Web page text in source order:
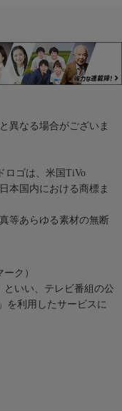
異なる場合がございま
ロゴは、米国TiVo
本国内における商標ま
等あらゆる素材の無断
ク）
といい、テレビ番組の公
を利用したサービスに